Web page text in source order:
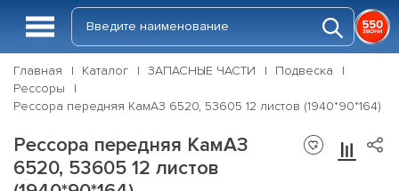
Главная Каталог ЗАПАСНЫЕ ЧАСТИ
Подвеска
Рессоры
Рессора передняя КамАЗ 6520, 53605 12 листов (1940*90*164)
Рессора передняя КамАЗ
6520, 53605 12 листов